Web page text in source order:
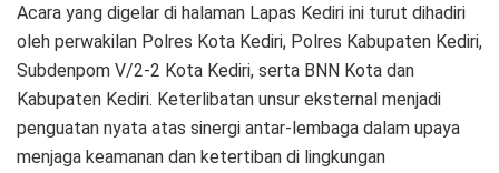
Acara yang digelar di halaman Lapas Kediri ini turut dihadiri
oleh perwakilan Polres Kota Kediri, Polres Kabupaten Kediri,
Subdenpom V/2-2 Kota Kediri, serta BNN Kota dan
Kabupaten Kediri. Keterlibatan unsur eksternal menjadi
penguatan nyata atas sinergi antar-lembaga dalam upaya
menjaga keamanan dan ketertiban di lingkungan